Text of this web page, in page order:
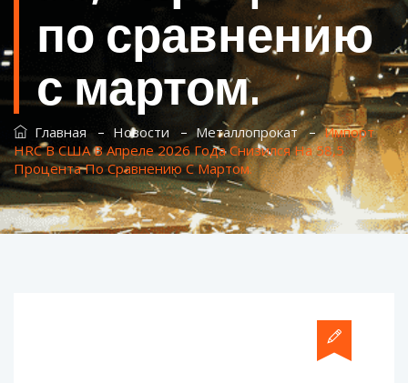
по сравнению
с мартом.
Главная – Новости – Металлопрокат–Импорт
HRC В США В Апреле 2026 Года Снизился На 58,5
Процента По Сравнению С Мартом.